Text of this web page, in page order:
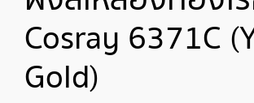
Cosray 6371C
Gold)